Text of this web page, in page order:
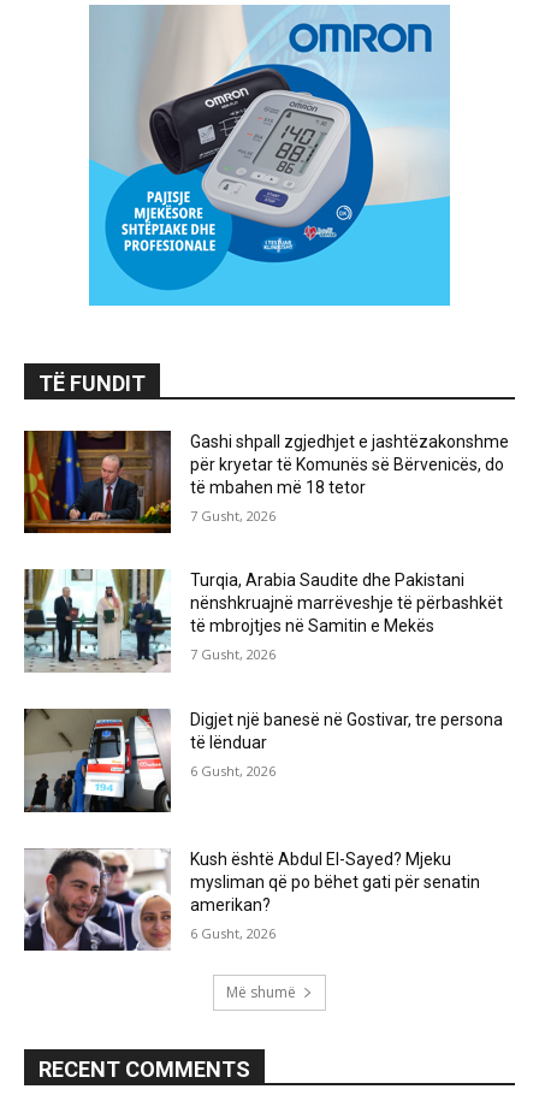
TË FUNDIT
Gashi shpall zgjedhjet e jashtëzakonshme
për kryetar të Komunës së Bërvenicës, do
të mbahen më 18 tetor
7 Gusht, 2026
Turqia, Arabia Saudite dhe Pakistani
nënshkruajnë marrëveshje të përbashkët
të mbrojtjes në Samitin e Mekës
7 Gusht, 2026
Digjet një banesë në Gostivar, tre persona
të lënduar
6 Gusht, 2026
Kush është Abdul El-Sayed? Mjeku
mysliman që po bëhet gati për senatin
amerikan?
6 Gusht, 2026
Më shumë
RECENT COMMENTS